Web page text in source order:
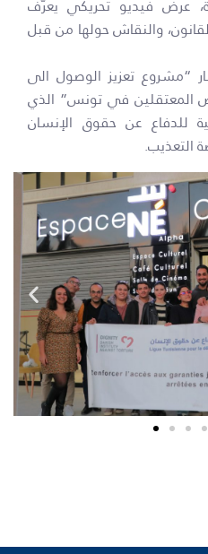
عرض فيديو تحريكي يعرّف
والنقاش حولها من قبل
“مشروع تعزيز الوصول الى
المعتقلين في تونس” الذي
للدفاع عن حقوق الإنسان
التعذيب.